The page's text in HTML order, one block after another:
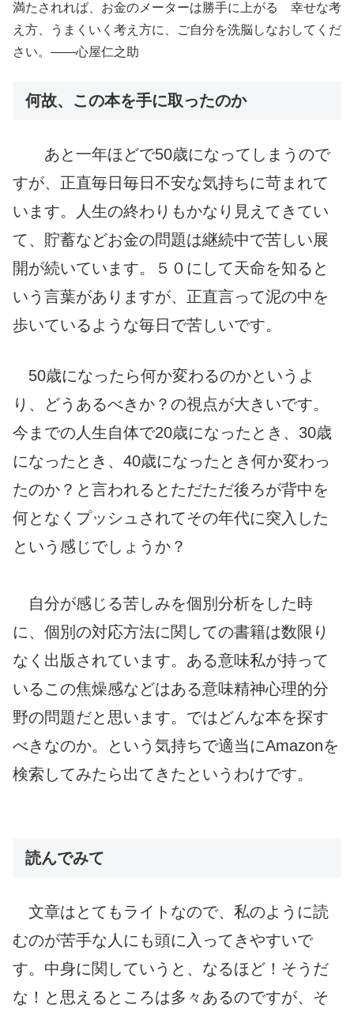
満たされれば、お金のメーターは勝手に上がる 幸せな考
え方、うまくいく考え方に、ご自分を洗脳しなおしてくだ
さい。――心屋仁之助
何故、この本を手に取ったのか
あと一年ほどで50歳になってしまうので
すが、正直毎日毎日不安な気持ちに苛まれて
います。人生の終わりもかなり見えてきてい
て、貯蓄などお金の問題は継続中で苦しい展
開が続いています。５０にして天命を知ると
いう言葉がありますが、正直言って泥の中を
歩いているような毎日で苦しいです。
50歳になったら何か変わるのかというよ
り、どうあるべきか？の視点が大きいです。
今までの人生自体で20歳になったとき、30歳
になったとき、40歳になったとき何か変わっ
たのか？と言われるとただただ後ろが背中を
何となくプッシュされてその年代に突入した
という感じでしょうか？
自分が感じる苦しみを個別分析をした時
に、個別の対応方法に関しての書籍は数限り
なく出版されています。ある意味私が持って
いるこの焦燥感などはある意味精神心理的分
野の問題だと思います。ではどんな本を探す
べきなのか。という気持ちで適当にAmazonを
検索してみたら出てきたというわけです。
読んでみて
文章はとてもライトなので、私のように読
むのが苦手な人にも頭に入ってきやすいで
す。中身に関していうと、なるほど！そうだ
な！と思えるところは多々あるのですが、そ